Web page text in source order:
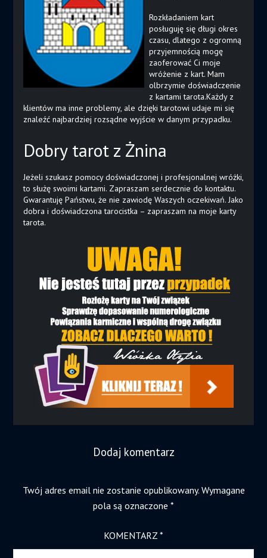
Rozkładaniem kart
posługuję się długi okres
czasu, dlatego z ogromną
przyjemnością mogę
zaoferować Ci moje
wróżenie z kart. Mam
olbrzymie doświadczenie
z kartami tarota.Każdy z
klientów ma inne problemy, ale dzięki tarotowi udaje mi się
znaleźć najbardziej rozsądne wyjście w danym przypadku.
Dobry tarot z Żnina
Jeżeli szukasz pomocy doświadczonej i profesjonalnej wróżki,
to służę swoimi kartami. Zapraszam serdecznie do kontaktu.
Gwarantuję Państwu, że nie zawiodę Waszych oczekiwań. Jako
dobra i doświadczona tarocistka – zapraszam na moje karty
tarota.
Dodaj komentarz
Twój adres email nie zostanie opublikowany. Wymagane
pola są oznaczone *
KOMENTARZ *